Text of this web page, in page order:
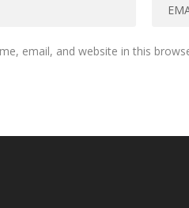
email, and website in this